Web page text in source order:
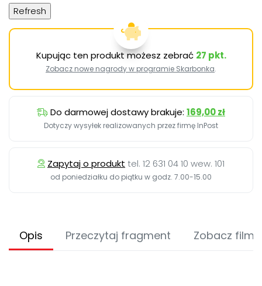
Kupując ten produkt możesz zebrać 27 pkt.
Zobacz nowe nagrody w programie Skarbonka.
Do darmowej dostawy brakuje: 169,00 zł
Dotyczy wysyłek realizowanych przez firmę InPost
Zapytaj o produkt tel. 12 631 04 10 wew. 101
od poniedziałku do piątku w godz. 7.00-15.00
Opis Przeczytaj fragment Zobacz film